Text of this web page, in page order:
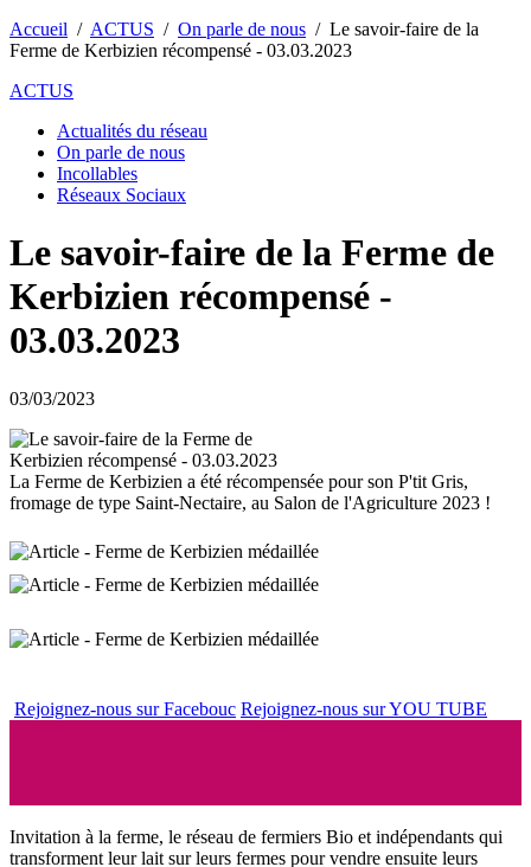
Accueil / ACTUS / On parle de nous / Le savoir-faire de la
Ferme de Kerbizien récompensé - 03.03.2023
ACTUS
Actualités du réseau
On parle de nous
Incollables
Réseaux Sociaux
Le savoir-faire de la Ferme de
Kerbizien récompensé -
03.03.2023
03/03/2023
La Ferme de Kerbizien a été récompensée pour son P'tit Gris,
fromage de type Saint-Nectaire, au Salon de l'Agriculture 2023 !
Rejoignez-nous sur Facebouc Rejoignez-nous sur YOU TUBE
Invitation à la ferme, le réseau de fermiers Bio et indépendants qui
transforment leur lait sur leurs fermes pour vendre ensuite leurs